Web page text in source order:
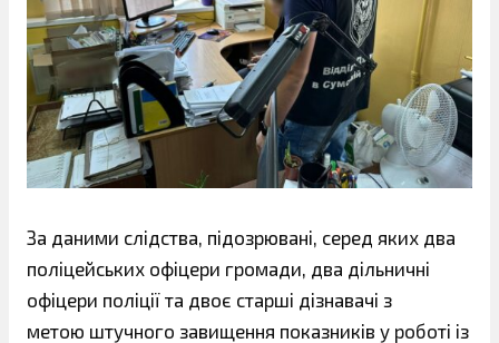
За даними слідства, підозрювані, серед яких два
поліцейських офіцери громади, два дільничні
офіцери поліції та двоє старші дізнавачі з
метою штучного завищення показників у роботі із